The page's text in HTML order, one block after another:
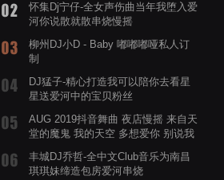
怀集Dj宁仔-全女声伤曲当年我堕入爱
河你说散就散串烧慢摇
柳州DJ小D - Baby 嘟嘟嘟哑私人订
制
DJ猛子-精心打造我可以陪你去看星
星送爱河中的宝贝粉丝
AUG 2019抖音舞曲 夜店慢摇 来自天
堂的魔鬼 我的天空 多想爱你 别说我
丰城DJ乔哲-全中文Club音乐为南昌
琪琪妹缔造包房爱河串烧